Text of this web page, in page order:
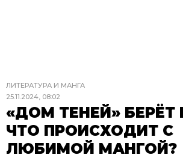
ЛИТЕРАТУРА И МАНГА
25.11.2024, 08:02
«ДОМ ТЕНЕЙ» БЕРЁТ
ЧТО ПРОИСХОДИТ С
ЛЮБИМОЙ МАНГОЙ?